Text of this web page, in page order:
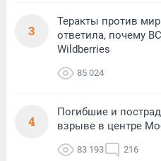
3
Теракты против
ответила, почему
Wildberries
85 024
4
Погибшие и
взрыве в центре
83 193 216